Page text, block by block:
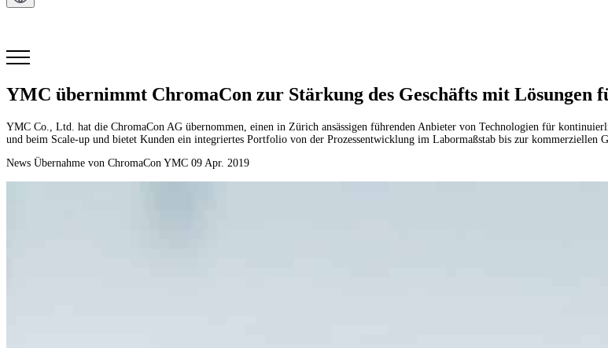
YMC übernimmt ChromaCon zur Stärkung des Geschäfts mit
YMC Co., Ltd. hat die ChromaCon AG übernommen, einen in Zürich ansässigen führenden Anbieter von Technologien für
und beim Scale-up und bietet Kunden ein integriertes Portfolio von der Prozessentwicklung im Labormaßstab bis zur kommerziellen
News Übernahme von ChromaCon YMC 09 Apr. 2019